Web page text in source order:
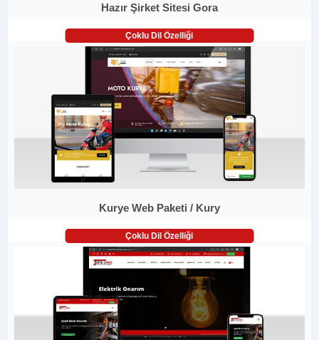
Hazır Şirket Sitesi Gora
Çoklu Dil Özelliği
Kurye Web Paketi / Kury
Çoklu Dil Özelliği